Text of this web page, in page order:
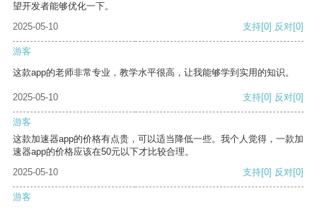
望开发者能够优化一下。
2025-05-10
支持[0] 反对[0]
游客
这款app的老师非常专业，教学水平很高，让我能够学到实用的知识。
2025-05-10 支持[0] 反对[0]
游客
这款加速器app的价格有点贵，可以适当降低一些。我个人觉得，一款加
速器app的价格应该在50元以下才比较合理。
2025-05-10
支持[0] 反对[0]
游客